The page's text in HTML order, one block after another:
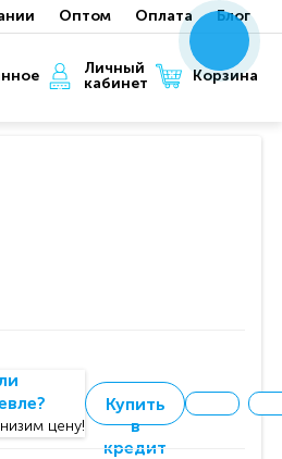
Оптом Оплата Блог
Личный
кабинет
Корзина
цену!
Купить
в
кредит
xxx